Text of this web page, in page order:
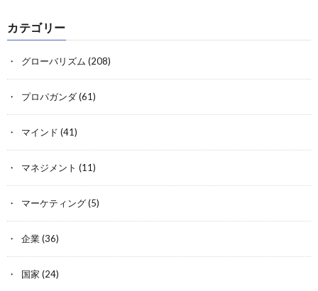
カテゴリー
グローバリズム (208)
プロパガンダ(61)
マインド (41)
マネジメント (11)
マーケティング(5)
企業(36)
国家 (24)